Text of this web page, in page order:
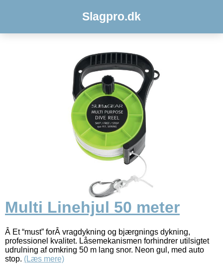
Slagpro.dk
Multi Linehjul 50 meter
Â Et “must” forÂ vragdykning og bjærgnings dykning,
professionel kvalitet. Låsemekanismen forhindrer utilsigtet
udrulning af omkring 50 m lang snor. Neon gul, med auto
stop. (Læs mere)